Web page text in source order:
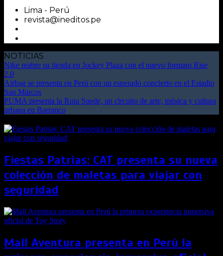
Lima - Perú
revista@ineditos.pe
NOTICIAS
Nike reabre su tienda en Jockey Plaza con el nuevo formato Rise
2.0
Airbag se presenta en Perú con un esperado concierto en el Estadio
San Marcos
PUMA presenta la Ruta Suede, un circuito de arte, música y cultura
urbana en Barranco
Fiestas Patrias: CAT presenta su nueva
colección de maletas para viajar con
seguridad
Mall Aventura presenta en Perú la